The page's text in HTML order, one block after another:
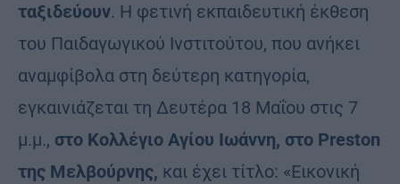
ταξιδεύουν. Η φετινή εκπαιδευτική έκθεση
του Παιδαγωγικού Ινστιτούτου, που ανήκει
αναμφίβολα στη δεύτερη κατηγορία,
εγκαινιάζεται τη Δευτέρα 18 Μαΐου στις 7
μ.μ., στο Κολλέγιο Αγίου Ιωάννη, στο Preston
της Μελβούρνης, και έχει τίτλο: «Εικονική